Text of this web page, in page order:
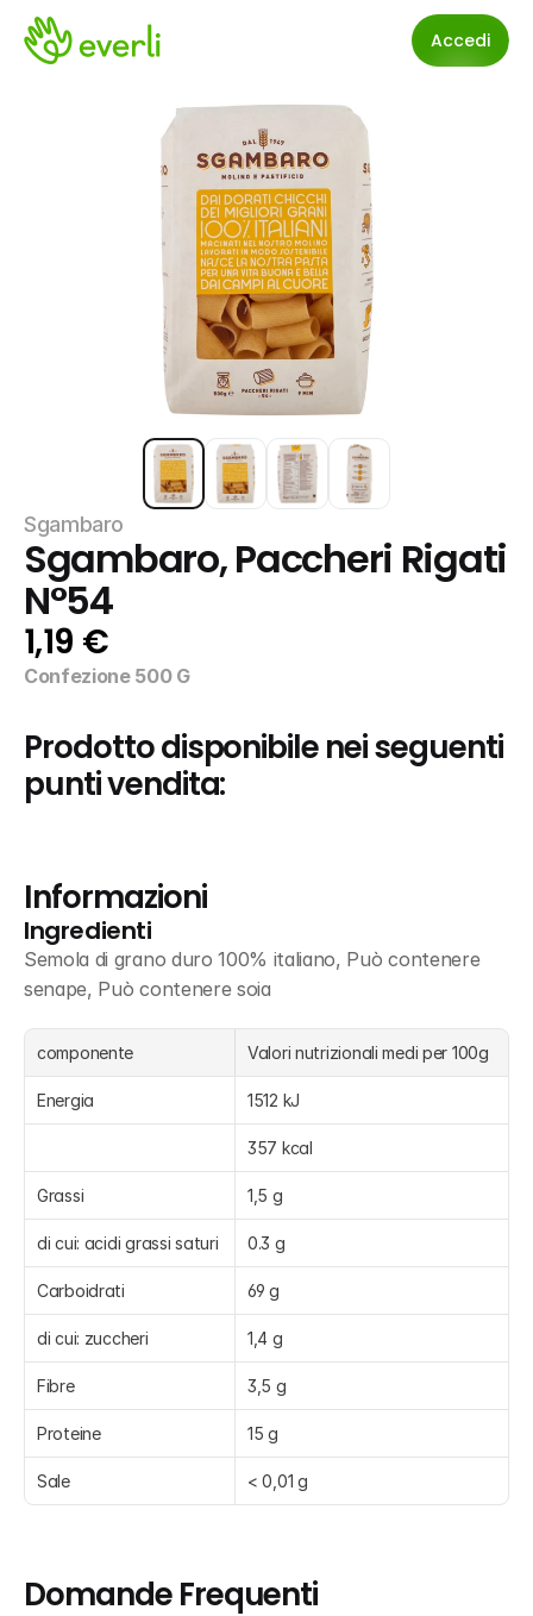
Accedi
Sgambaro
Sgambaro, Paccheri Rigati
N°54
1,19 €
Confezione 500 G
Prodotto disponibile nei seguenti
punti vendita:
Informazioni
Ingredienti
Semola di grano duro 100% italiano, Può contenere
senape, Può contenere soia
componente Valori nutrizionali medi per 100g
Energia 1512 kJ
357 kcal
Grassi 1,5 g
di cui: acidi grassi saturi 0.3 g
Carboidrati 69 g
di cui: zuccheri 1,4 g
Fibre 3,5 g
Proteine 15 g
Sale < 0,01 g
Domande Frequenti